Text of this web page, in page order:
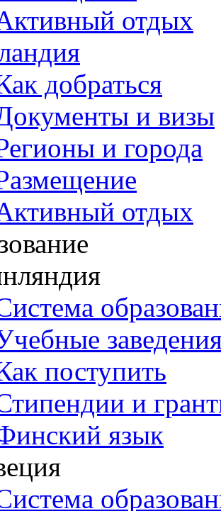
отдых
добраться
и визы
и города
отдых
поступить
и
язык